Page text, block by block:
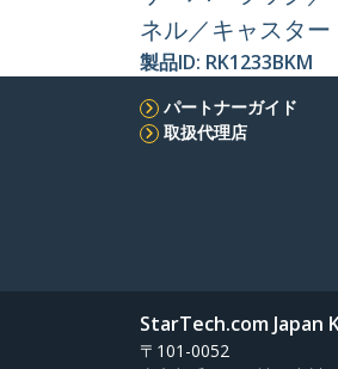
ネル／キャスタ
製品ID: RK1233BKM
パートナーガイド
取扱代理店
StarTech.com Japan
〒101-0052